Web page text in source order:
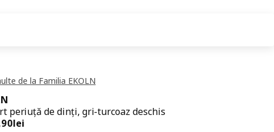
de la Familia EKOLN
periuță de dinți, gri-turcoaz deschis
90lei19,90lei